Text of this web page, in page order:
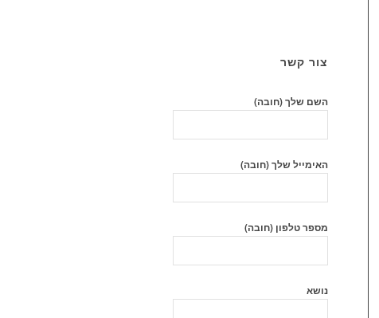
צור קשר
השם שלך (חובה)
האימייל שלך (חובה)
מספר טלפון (חובה)
נושא